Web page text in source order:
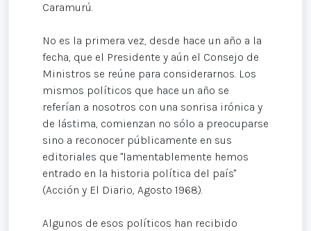
Caramurú.
No es la primera vez, desde hace un año a la
fecha, que el Presidente y aún el Consejo de
Ministros se reúne para considerarnos. Los
mismos políticos que hace un año se
referían a nosotros con una sonrisa irónica y
de lástima, comienzan no sólo a preocuparse
sino a reconocer públicamente en sus
editoriales que "lamentablemente hemos
entrado en la historia política del país"
(Acción y El Diario, Agosto 1968).
Algunos de esos políticos han recibido